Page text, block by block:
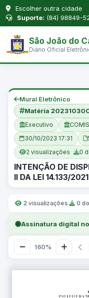
Escolher outra cidade
Suporte: (84) 98849-
São João do
Diário Oficial
Mural Eletrônico
Matéria
Executivo
30/10/2023 17:31
2 visualizações · 0
INTENÇÃO DE
II DA LEI 14.133/2021
2 visualizações 0
Assinatura digital
160%